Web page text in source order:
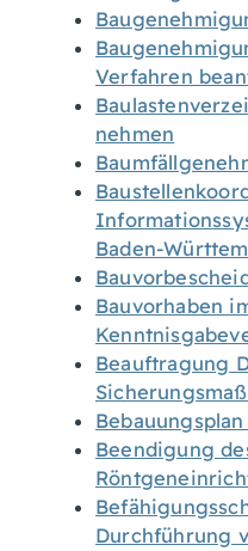
Verfahren
nehmen
Baden-
Bauvorhaben
Beauftragung
Beendigung
Durchführung